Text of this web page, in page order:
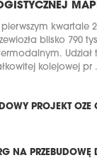
pierwszym kwartale
blisko 790
kolejowej pr
PROJEKT
NA